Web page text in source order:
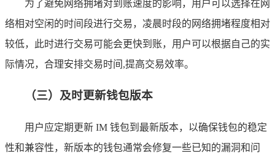
为了避免网络拥堵对到账速度的影响，用户可以选择在网
络相对空闲的时间段进行交易，凌晨时段的网络拥堵程度相对
较低，此时进行交易可能会更快到账，用户可以根据自己的实
际情况，合理安排交易时间,提高交易效率。
（三）及时更新钱包版本
用户应定期更新 IM 钱包到最新版本，以确保钱包的稳定
性和兼容性，新版本的钱包通常会修复一些已知的漏洞和问